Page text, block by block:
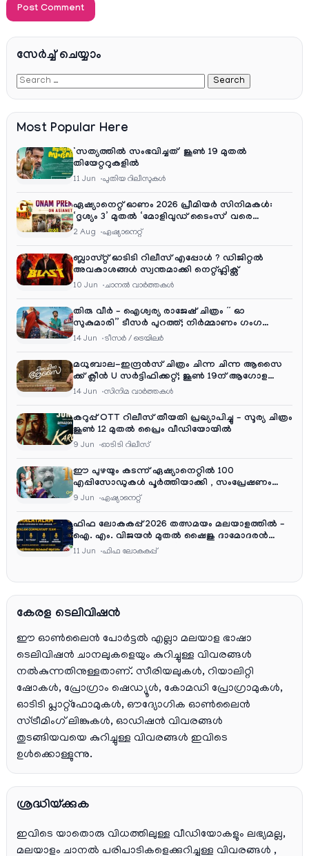
സേര്‍ച്ച്‌ ചെയ്യാം
Most Popular Here
‘സത്യത്തിൽ സംഭവിച്ചത്’ ജൂൺ 19 മുതൽ
തിയേറ്ററുകളിൽ
11 Jun പുതിയ റിലീസുകള്‍
ഏഷ്യാനെറ്റ് ഓണം 2026 പ്രീമിയർ സിനിമകൾ:
‘ദൃശ്യം 3’ മുതൽ ‘മോളിവുഡ് ടൈംസ്’ വരെ
ആഘോഷ വിരുന്ന്
2 Aug ഏഷ്യാനെറ്റ്‌
ബ്ലാസ്റ്റ് ഓടിടി റിലീസ് എപ്പോൾ ? ഡിജിറ്റൽ
അവകാശങ്ങൾ സ്വന്തമാക്കി നെറ്റ്ഫ്ലിക്സ്
10 Jun ചാനല്‍ വാര്‍ത്തകള്‍
തിരു വീർ – ഐശ്വര്യ രാജേഷ് ചിത്രം ” ഓ
സുകുമാരി” ടീസർ പുറത്ത്; നിർമ്മാണം ഗംഗ
എന്റർടൈൻമെന്റ്‌സ്
14 Jun ടീസര്‍ / ട്രെയിലര്‍
മധുബാല-ഇന്ദ്രൻസ് ചിത്രം ചിന്ന ചിന്ന ആസൈ
ക്ക് ക്ലീൻ U സർട്ടിഫിക്കറ്റ്; ജൂൺ 19ന് ആഗോള
റിലീസ്
14 Jun സിനിമ വാര്‍ത്തകള്‍
കറുപ്പ് OTT റിലീസ് തീയതി പ്രഖ്യാപിച്ചു – സൂര്യ ചിത്രം
ജൂൺ 12 മുതൽ പ്രൈം വീഡിയോയിൽ
9 Jun ഓടിടി റിലീസ്
ഈ പുഴയും കടന്ന് ഏഷ്യാനെറ്റിൽ 100
എപ്പിസോഡുകൾ പൂർത്തിയാക്കി , സംപ്രേഷണം
തിങ്കൾ മുതൽ വെള്ളി വരെ രാത്രി 9:30 ന്
9 Jun ഏഷ്യാനെറ്റ്‌
ഫിഫ ലോകകപ്പ് 2026 തത്സമയം മലയാളത്തിൽ –
ഐ. എം. വിജയൻ മുതൽ ഷൈജു ദാമോദരൻ
വരെ കമന്ററി സംഘത്തിൽ
11 Jun ഫിഫ ലോകകപ്പ്
കേരള ടെലിവിഷൻ
ഈ ഓൺലൈൻ പോർട്ടൽ എല്ലാ മലയാള ഭാഷാ
ടെലിവിഷൻ ചാനലുകളെയും കുറിച്ചുള്ള വിവരങ്ങൾ
നൽകുന്നതിനുള്ളതാണ്. സീരിയലുകൾ, റിയാലിറ്റി
ഷോകൾ, പ്രോഗ്രാം ഷെഡ്യൂൾ, കോമഡി പ്രോഗ്രാമുകൾ,
ഓടിടി പ്ലാറ്റ്‌ഫോമുകൾ, ഔദ്യോഗിക ഓൺലൈൻ
സ്ട്രീമിംഗ് ലിങ്കുകൾ, ഓഡിഷൻ വിവരങ്ങൾ
തുടങ്ങിയവയെ കുറിച്ചുള്ള വിവരങ്ങൾ ഇവിടെ
ഉൾക്കൊള്ളുന്നു.
ശ്രദ്ധിയ്ക്കുക
ഇവിടെ യാതൊരു വിധത്തിലുള്ള വീഡിയോകളും ലഭ്യമല്ല,
മലയാളം ചാനല്‍ പരിപാടികളെക്കുറിച്ചുള്ള വിവരങ്ങള്‍ ,